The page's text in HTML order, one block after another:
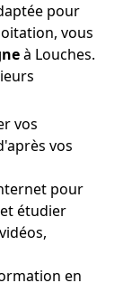
pour
vous
à Louches.
vos
vos
pour
étudier
en